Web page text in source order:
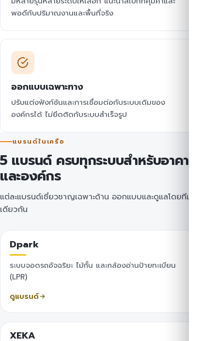
พอดีกับปริมาณงานและพื้นที่จริง
ออกแบบเฉพาะทาง
ปรับแต่งฟังก์ชันและการเชื่อมต่อกับระบบเดิมของ
องค์กรได้ ไม่ยึดติดกับระบบสำเร็จรูป
แบรนด์ในเครือ
5 แบรนด์ ครบทุกระบบสำหรับอาคาร
และองค์กร
แต่ละแบรนด์เชี่ยวชาญเฉพาะด้าน ออกแบบและดูแลโดยทีม
เดียวกัน
Dpark
ระบบจอดรถอัจฉริยะ ไม้กั้น และกล้องอ่านป้ายทะเบียน
(LPR)
ดูแบรนด์
XEKA